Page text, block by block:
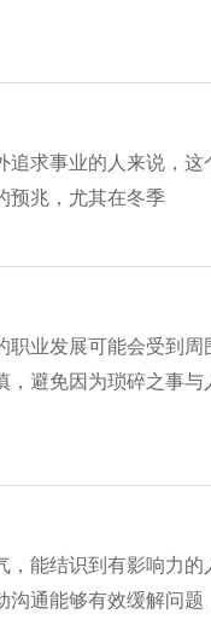
求事业的人来说，这
预兆，尤其在冬季
业发展可能会受到周
避免因为琐碎之事与
能结识到有影响力的
沟通能够有效缓解问题